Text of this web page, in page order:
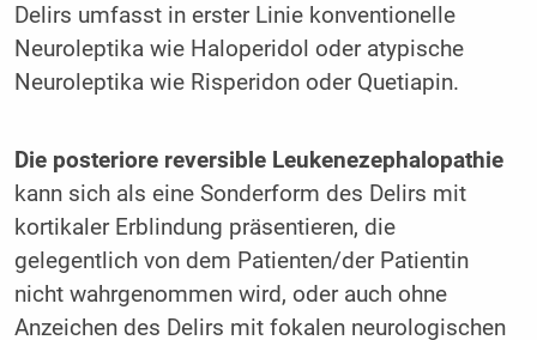
Delirs umfasst in erster Linie konventionelle
Neuroleptika wie Haloperidol oder atypische
Neuroleptika wie Risperidon oder Quetiapin.
Die posteriore reversible Leukenezephalopathie
kann sich als eine Sonderform des Delirs mit
kortikaler Erblindung präsentieren, die
gelegentlich von dem Patienten/der Patientin
nicht wahrgenommen wird, oder auch ohne
Anzeichen des Delirs mit fokalen neurologischen